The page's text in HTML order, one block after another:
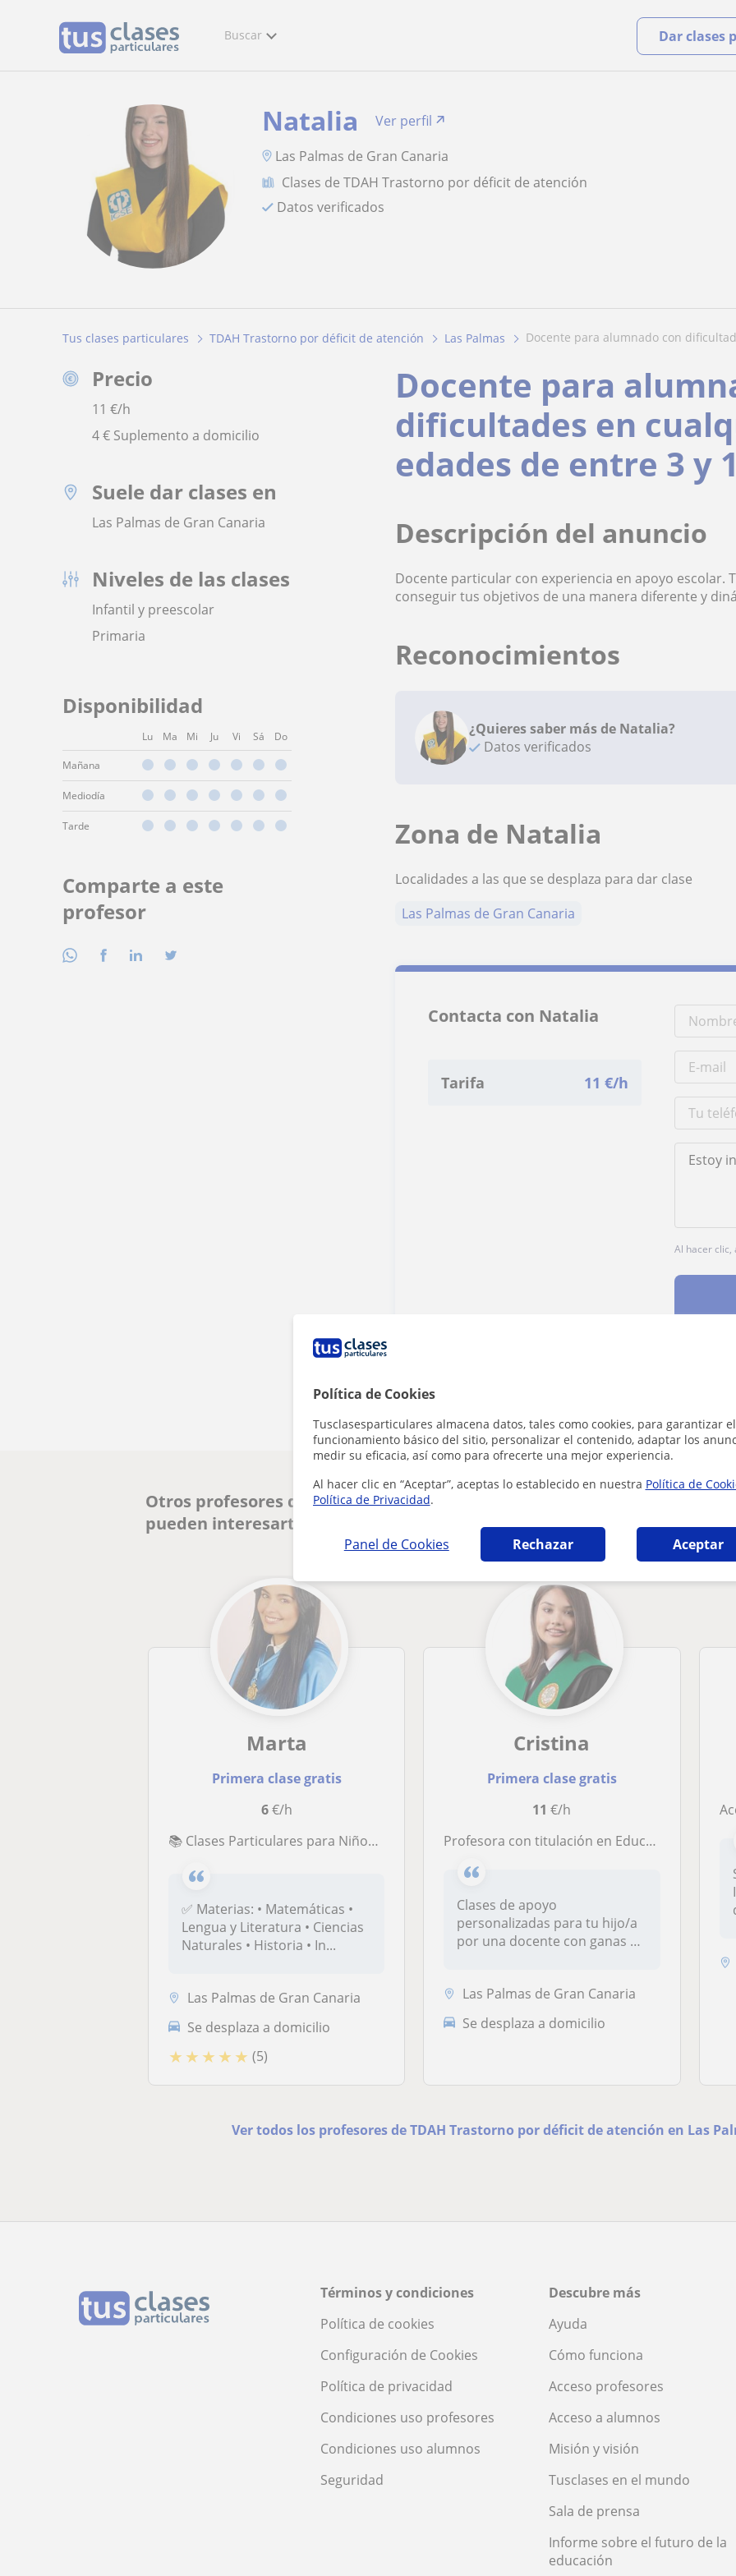
Política de Cookies
Tusclasesparticulares almacena datos, tales como cookies, para garantizar el
funcionamiento básico del sitio, personalizar el contenido, adaptar los
medir su eficacia, así como para ofrecerte una mejor experiencia.
Al hacer clic en “Aceptar”, aceptas lo establecido en nuestra Política de
Política de Privacidad.
Panel de Cookies Rechazar Aceptar
Buscar Dar clases
Natalia
Ver perfil
Las Palmas de Gran Canaria
Clases de TDAH Trastorno por déficit de atención
Datos verificados
Tus clases particulares TDAH Trastorno por déficit de atención Las Palmas docente para alumnado con
Precio
11 €/h
4 € Suplemento a domicilio
Suele dar clases en
Las Palmas de Gran Canaria
Niveles de las clases
Infantil y preescolar
Primaria
Disponibilidad
Lu Ma Mi Ju Vi Sá Do
Mañana
Mediodía
Tarde
Comparte a este
profesor
Docente para
dificultades en
edades de entre 3 y
Descripción del anuncio
Docente particular con experiencia en apoyo escolar.
conseguir tus objetivos de una manera diferente y
Reconocimientos
¿Quieres saber más de Natalia?
Datos verificados
Zona de Natalia
Localidades a las que se desplaza para dar clase
Las Palmas de Gran Canaria
Contacta con Natalia
Tarifa 11 €/h
Al hacer
Otros profesores de TDAH Trastorno por déficit de atención en Las
pueden interesarte
Marta
Primera clase gratis
6€/h
📚 Clases Particulares para Niños de Primaria 🎓 ¿Tu hijo necesita apoyo en alguna materia o quieres reforzar sus conocimientos? ¡Estoy aquí para ayudar! Soy Marta Alonso. Ofrezco clases particulares personalizadas y adaptadas al ritmo de cada estudiant
✅ Materias: • Matemáticas •
Lengua y Literatura • Ciencias
Naturales • Historia • In...
Las Palmas de Gran Canaria
Se desplaza a domicilio
★ ★ ★ ★ ★ (5)
Cristina
Primera clase gratis
11 €/h
Profesora con titulación en Educación Especial oferta clases de apoyo a alumnos/as con TDAH
Clases de apoyo
personalizadas para tu hijo/a
por una docente con ganas de
Las Palmas de Gran Canaria
Se desplaza a domicilio
Ver todos los profesores de TDAH Trastorno por déficit de atención en Las
Términos y condiciones
Política de cookies
Configuración de Cookies
Política de privacidad
Condiciones uso profesores
Condiciones uso alumnos
Seguridad
Descubre más
Ayuda
Cómo funciona
Acceso profesores
Acceso a alumnos
Misión y visión
Tusclases en el mundo
Sala de prensa
Informe sobre el futuro de la
educación